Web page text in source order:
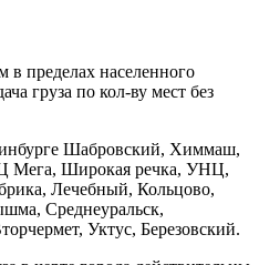
в пределах населенного
груза по кол-ву мест без
Шабровский, Химмаш,
Мега, Широкая речка, УНЦ,
Лечебный, Кольцово,
Среднеуральск,
Уктус, Березовский.